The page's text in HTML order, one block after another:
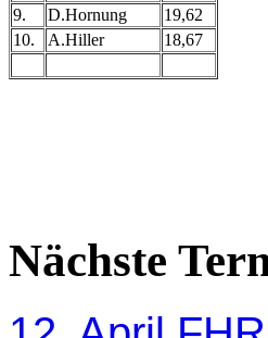
9.
D.Hornung
19,62
10.
A.Hiller 18,67
Nächste